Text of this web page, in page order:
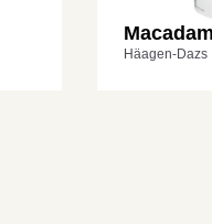
Häagen-Dazs